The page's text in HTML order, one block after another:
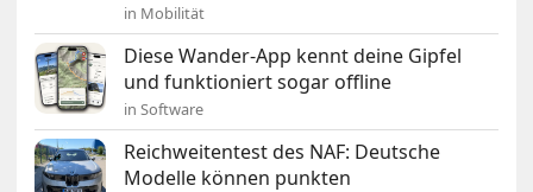
in Mobilität
Diese Wander-App kennt deine Gipfel
und funktioniert sogar offline
in Software
Reichweitentest des NAF: Deutsche
Modelle können punkten